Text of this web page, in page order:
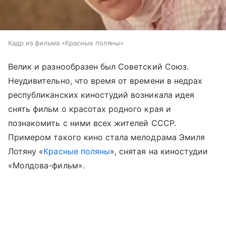
Кадр из фильма «Красные поляны»
Велик и разнообразен был Советский Союз.
Неудивительно, что время от времени в недрах
республиканских киностудий возникала идея
снять фильм о красотах родного края и
познакомить с ними всех жителей СССР.
Примером такого кино стала мелодрама Эмиля
Лотяну «Красные поляны», снятая на киностудии
«Молдова-фильм».